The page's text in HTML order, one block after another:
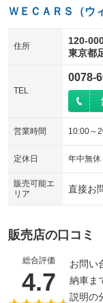
ＷＥＣＡＲＳ（ウ
住所
120-
東京都
TEL
0078-
営業時間 10:00～
定休日 年中無休
販売可能エ
リア
直接お
販売店の口コミ
総合評価
4.7 （
お問い
納車ま
説明の